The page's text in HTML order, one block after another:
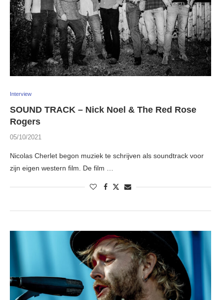
Interview
SOUND TRACK – Nick Noel & The Red Rose
Rogers
05/10/2021
Nicolas Cherlet begon muziek te schrijven als soundtrack voor
zijn eigen western film. De film …